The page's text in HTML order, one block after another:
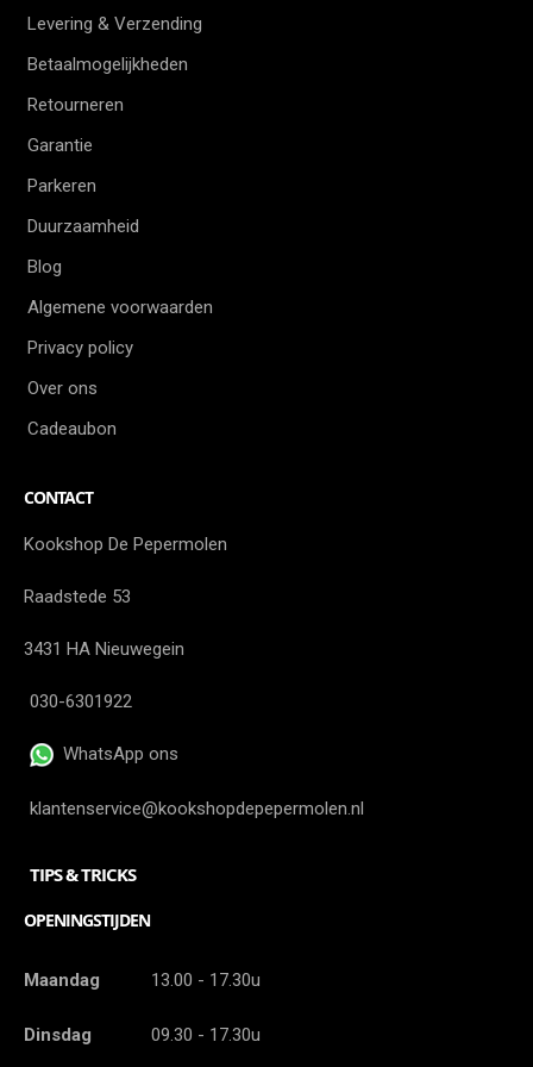
Levering & Verzending
Betaalmogelijkheden
Retourneren
Garantie
Parkeren
Duurzaamheid
Blog
Algemene voorwaarden
Privacy policy
Over ons
Cadeaubon
CONTACT
Kookshop De Pepermolen
Raadstede 53
3431 HA Nieuwegein
030-6301922
WhatsApp ons
klantenservice@kookshopdepepermolen.nl
TIPS & TRICKS
OPENINGSTIJDEN
Maandag 13.00 - 17.30u
Dinsdag 09.30 - 17.30u